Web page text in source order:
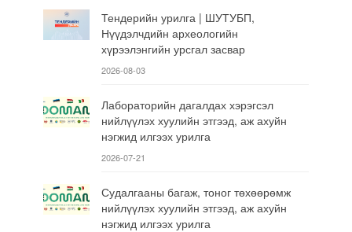
Тендерийн урилга | ШУТУБП,
Нүүдэлчдийн археологийн
хүрээлэнгийн урсгал засвар
2026-08-03
Лабораторийн дагалдах хэрэгсэл
нийлүүлэх хуулийн этгээд, аж ахуйн
нэгжид илгээх урилга
2026-07-21
Судалгааны багаж, тоног төхөөрөмж
нийлүүлэх хуулийн этгээд, аж ахуйн
нэгжид илгээх урилга